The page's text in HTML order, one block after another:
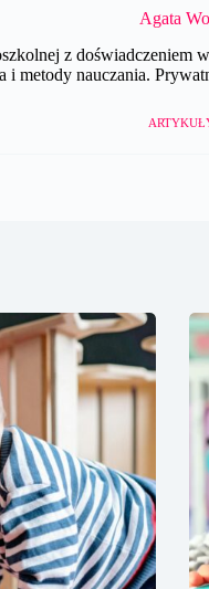
Agata
z doświadczeniem
i metody nauczania.